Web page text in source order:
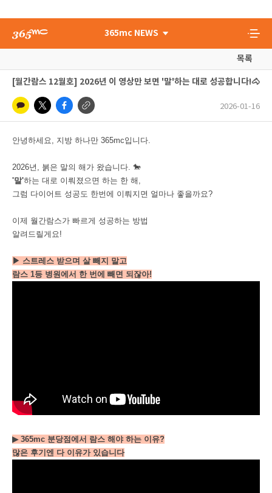
365mc NEWS
목록
[월간람스 12월호] 2026년 이 영상만 보면 '말'하는 대로 성공합니다!🐴
2026-01-16
안녕하세요, 지방 하나만 365mc입니다.
2026년, 붉은 말의 해가 왔습니다. 🐎
'말'하는 대로 이뤄졌으면 하는 한 해,
그럼 다이어트 성공도 한번에 이뤄지면 얼마나 좋을까요?
이제 월간람스가 빠르게 성공하는 방법
알려드릴게요!
▶ 스트레스 받으며 살 빼지 말고
람스 1등 병원에서 한 번에 빼면 되잖아!
▶ 365mc 분당점에서 람스 해야 하는 이유?
많은 후기엔 다 이유가 있습니다